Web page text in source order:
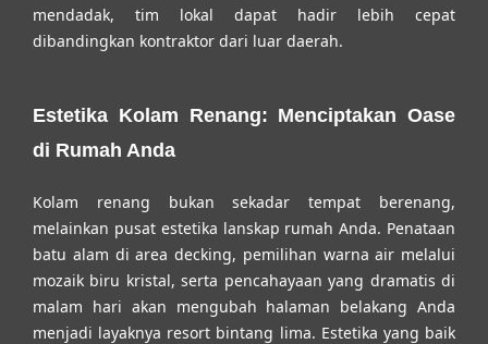
mendadak, tim lokal dapat hadir lebih cepat
dibandingkan kontraktor dari luar daerah.
Estetika Kolam Renang: Menciptakan Oase
di Rumah Anda
Kolam renang bukan sekadar tempat berenang,
melainkan pusat estetika lanskap rumah Anda. Penataan
batu alam di area decking, pemilihan warna air melalui
mozaik biru kristal, serta pencahayaan yang dramatis di
malam hari akan mengubah halaman belakang Anda
menjadi layaknya resort bintang lima. Estetika yang baik